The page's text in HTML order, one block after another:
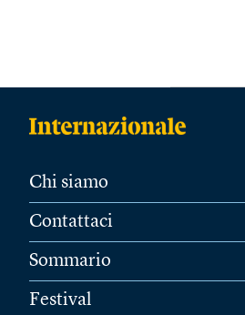
Chi siamo
Contattaci
Sommario
Festival